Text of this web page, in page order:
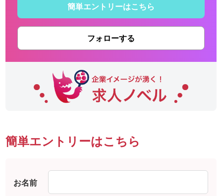
簡単エントリーはこちら
フォローする
簡単エントリーはこちら
お名前